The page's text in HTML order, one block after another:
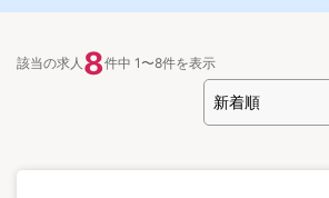
該当の求人 8件中 1〜8件を表示